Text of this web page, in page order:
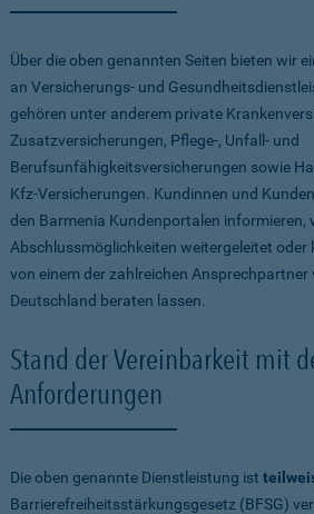
Über die oben genannten Seiten bieten wir
an Versicherungs- und
gehören unter anderem private
Zusatzversicherungen, Pflege-, Unfall- und
Berufsunfähigkeitsversicherungen sowie
Kfz-Versicherungen. Kundinnen und
den Barmenia Kundenportalen informieren,
Abschlussmöglichkeiten weitergeleitet oder
von einem der zahlreichen Ansprechpartner
Deutschland beraten lassen.
Stand der Vereinbarkeit mit
Anforderungen
Die oben genannte Dienstleistung ist
Barrierefreiheitsstärkungsgesetz (BFSG)